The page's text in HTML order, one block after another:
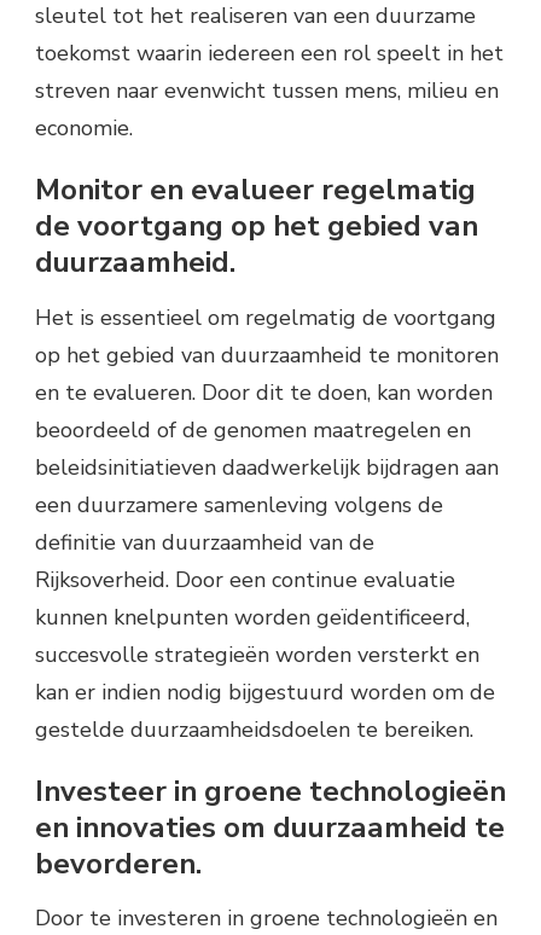
sleutel tot het realiseren van een duurzame
toekomst waarin iedereen een rol speelt in het
streven naar evenwicht tussen mens, milieu en
economie.
Monitor en evalueer regelmatig
de voortgang op het gebied van
duurzaamheid.
Het is essentieel om regelmatig de voortgang
op het gebied van duurzaamheid te monitoren
en te evalueren. Door dit te doen, kan worden
beoordeeld of de genomen maatregelen en
beleidsinitiatieven daadwerkelijk bijdragen aan
een duurzamere samenleving volgens de
definitie van duurzaamheid van de
Rijksoverheid. Door een continue evaluatie
kunnen knelpunten worden geïdentificeerd,
succesvolle strategieën worden versterkt en
kan er indien nodig bijgestuurd worden om de
gestelde duurzaamheidsdoelen te bereiken.
Investeer in groene technologieën
en innovaties om duurzaamheid te
bevorderen.
Door te investeren in groene technologieën en